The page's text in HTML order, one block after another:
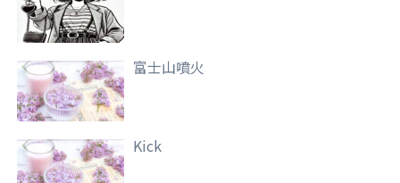
富士山噴火
Kick